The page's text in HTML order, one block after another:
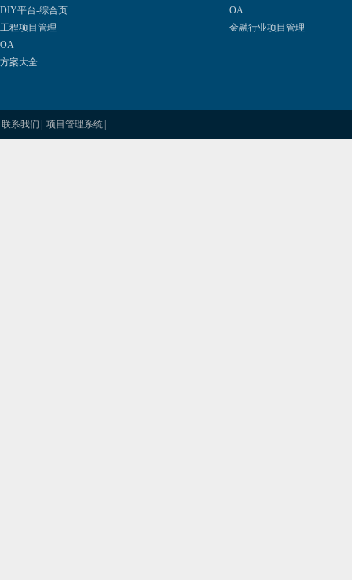
DIY平台-综合页
工程项目管理
OA
方案大全
OA
金融行业项目管理
联系我们 项目管理系统